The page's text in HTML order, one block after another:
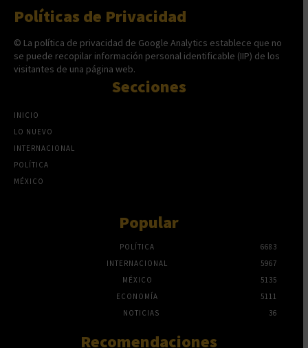
Políticas de Privacidad
© La política de privacidad de Google Analytics establece que no
se puede recopilar información personal identificable (IIP) de los
visitantes de una página web.
Secciones
INICIO
LO NUEVO
INTERNACIONAL
POLÍTICA
MÉXICO
Popular
POLÍTICA
6683
INTERNACIONAL
5967
MÉXICO
5135
ECONOMÍA
5111
NOTICIAS
36
Recomendaciones